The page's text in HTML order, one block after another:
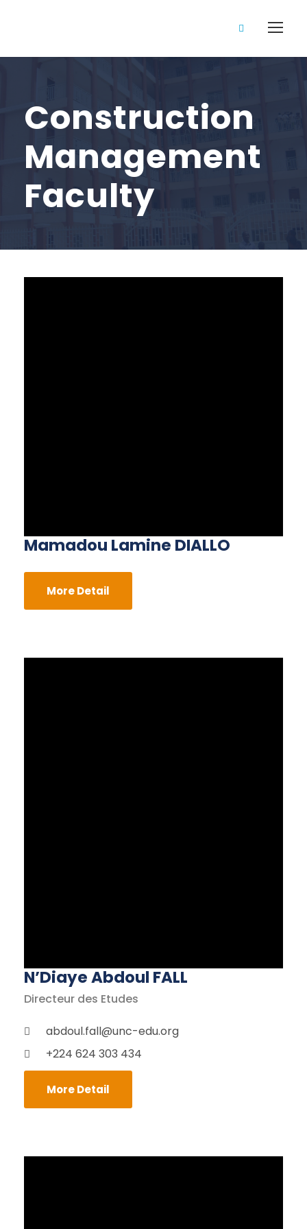
Construction
Management
Faculty
Mamadou Lamine DIALLO
More Detail
N’Diaye Abdoul FALL
Directeur des Etudes
abdoul.fall@unc-edu.org
+224 624 303 434
More Detail